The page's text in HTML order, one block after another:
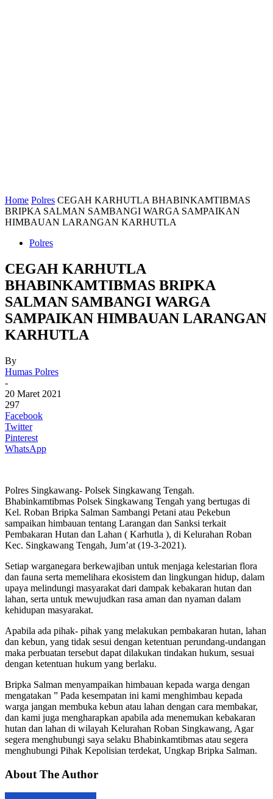
Home Polres CEGAH KARHUTLA BHABINKAMTIBMAS
BRIPKA SALMAN SAMBANGI WARGA SAMPAIKAN
HIMBAUAN LARANGAN KARHUTLA
Polres
CEGAH KARHUTLA
BHABINKAMTIBMAS BRIPKA
SALMAN SAMBANGI WARGA
SAMPAIKAN HIMBAUAN LARANGAN
KARHUTLA
By
Humas Polres
-
20 Maret 2021
297
Facebook
Twitter
Pinterest
WhatsApp
Polres Singkawang- Polsek Singkawang Tengah.
Bhabinkamtibmas Polsek Singkawang Tengah yang bertugas di
Kel. Roban Bripka Salman Sambangi Petani atau Pekebun
sampaikan himbauan tentang Larangan dan Sanksi terkait
Pembakaran Hutan dan Lahan ( Karhutla ), di Kelurahan Roban
Kec. Singkawang Tengah, Jum’at (19-3-2021).
Setiap warganegara berkewajiban untuk menjaga kelestarian flora
dan fauna serta memelihara ekosistem dan lingkungan hidup, dalam
upaya melindungi masyarakat dari dampak kebakaran hutan dan
lahan, serta untuk mewujudkan rasa aman dan nyaman dalam
kehidupan masyarakat.
Apabila ada pihak- pihak yang melakukan pembakaran hutan, lahan
dan kebun, yang tidak sesui dengan ketentuan perundang-undangan
maka perbuatan tersebut dapat dilakukan tindakan hukum, sesuai
dengan ketentuan hukum yang berlaku.
Bripka Salman menyampaikan himbauan kepada warga dengan
mengatakan ” Pada kesempatan ini kami menghimbau kepada
warga jangan membuka kebun atau lahan dengan cara membakar,
dan kami juga mengharapkan apabila ada menemukan kebakaran
hutan dan lahan di wilayah Kelurahan Roban Singkawang, Agar
segera menghubungi saya selaku Bhabinkamtibmas atau segera
menghubungi Pihak Kepolisian terdekat, Ungkap Bripka Salman.
About The Author